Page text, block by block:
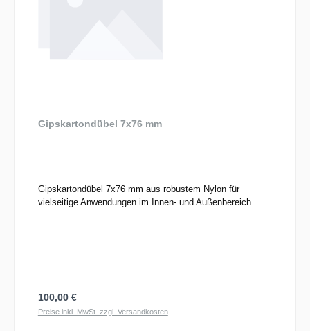
Gipskartondübel 7x76 mm
Gipskartondübel 7x76 mm aus robustem Nylon für
vielseitige Anwendungen im Innen- und Außenbereich.
Regulärer Preis:
100,00 €
Preise inkl. MwSt. zzgl. Versandkosten